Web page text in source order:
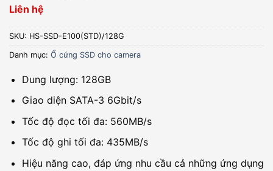
Liên hệ
SKU: HS-SSD-E100(STD)/128G
Danh mục: Ổ cứng SSD cho camera
Dung lượng: 128GB
Giao diện SATA-3 6Gbit/s
Tốc độ đọc tối đa: 560MB/s
Tốc độ ghi tối đa: 435MB/s
Hiệu năng cao, đáp ứng nhu cầu cả những ứng dụng